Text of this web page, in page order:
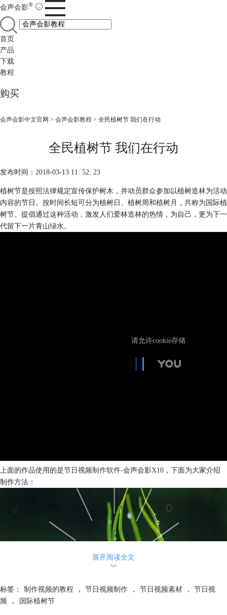
会声会影®
首页
产品
下载
教程
购买
会声会影中文官网 > 会声会影教程 > 全民植树节 我们在行动
全民植树节 我们在行动
发布时间：2018-03-13 11: 52: 23
植树节是按照法律规定宣传保护树木，并动员群众参加以植树造林为活动
内容的节日。按时间长短可分为植树日、植树周和植树月，共称为国际植
树节。提倡通过这种活动，激发人们爱林造林的热情，为自己，更为下一
代留下一片青山绿水。
上面的作品使用的是节日视频制作软件-会声会影X10，下面为大家介绍
制作方法：
展开阅读全文
︾
标签： 制作视频的教程 ， 节日视频制作 ， 节日视频素材 ，
节日视
频
， 国际植树节